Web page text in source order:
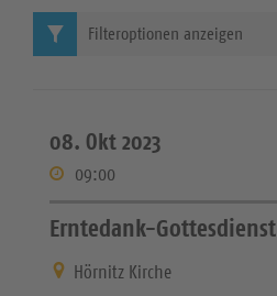
08. Okt 2023
09:00
Erntedank-Gottesdienst
Hörnitz Kirche
Filteroptionen anzeigen